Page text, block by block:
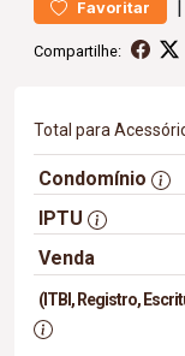
Favoritar |
Compartilhe:
Total para
Condomínio
IPTU
Venda
(ITBI, Registro,